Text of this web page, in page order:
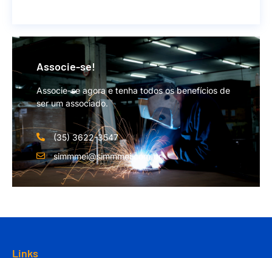
Associe-se!
Associe-se agora e tenha todos os benefícios de
ser um associado.
(35) 3622-3547
simmmei@simmmei.com.br
Links